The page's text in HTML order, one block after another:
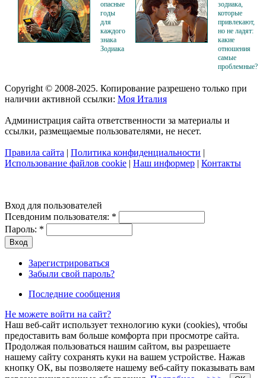
опасные
годы
для
каждого
знака
Зодиака
зодиака,
которые
привлекают,
но не ладят:
какие
отношения
самые
проблемные?
Copyright © 2008-2025. Копирование разрешено только при
наличии активной ссылки: Моя Италия
Администрация сайта ответственности за материалы и
ссылки, размещаемые пользователями, не несет.
Правила сайта | Политика конфиденциальности |
Использование файлов cookie | Наш информер | Контакты
Вход для пользователей
Псевдоним пользователя: *
Пароль: *
Зарегистрироваться
Забыли свой пароль?
Последние сообщения
Не можете войти на сайт?
Наш веб-сайт использует технологию куки (cookies), чтобы
предоставить вам больше комфорта при просмотре сайта.
Продолжая пользоваться нашим сайтом, вы разрешаете
нашему сайту сохранять куки на вашем устройстве. Нажав
кнопку ОК, вы позволяете нашему веб-сайту показывать вам